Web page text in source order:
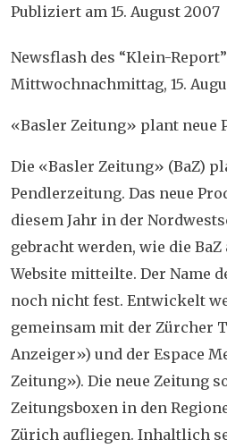
Publiziert am 15. August 2007
Newsflash des “Klein-
Mittwochnachmittag, 15.
«Basler Zeitung» plant neue
Die «Basler Zeitung» (BaZ)
Pendlerzeitung. Das neue
diesem Jahr in der
gebracht werden, wie die
Website mitteilte. Der Name
noch nicht fest. Entwickelt
gemeinsam mit der Zürcher
Anzeiger») und der Espace
Zeitung»). Die neue Zeitung
Zeitungsboxen in den
Zürich aufliegen. Inhaltlich